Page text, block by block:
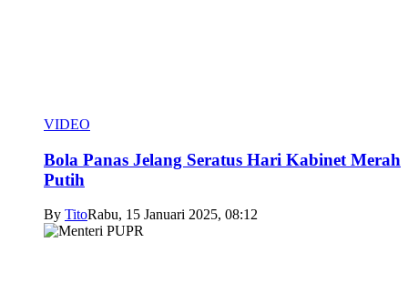
VIDEO
Bola Panas Jelang Seratus Hari Kabinet Merah
Putih
By TitoRabu, 15 Januari 2025, 08:12